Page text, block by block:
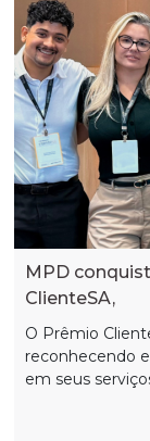
MPD
ClienteSA,
O Prêmio
reconhecendo
em seus